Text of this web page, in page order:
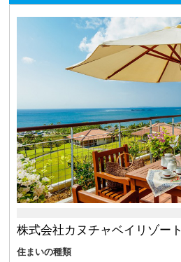
株式会社カヌチャベイリゾート
住まいの種類